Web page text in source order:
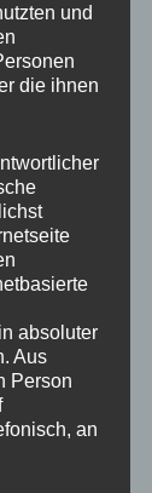
möglichen
ihren
und
die ihnen
absoluter
Aus
Person
an